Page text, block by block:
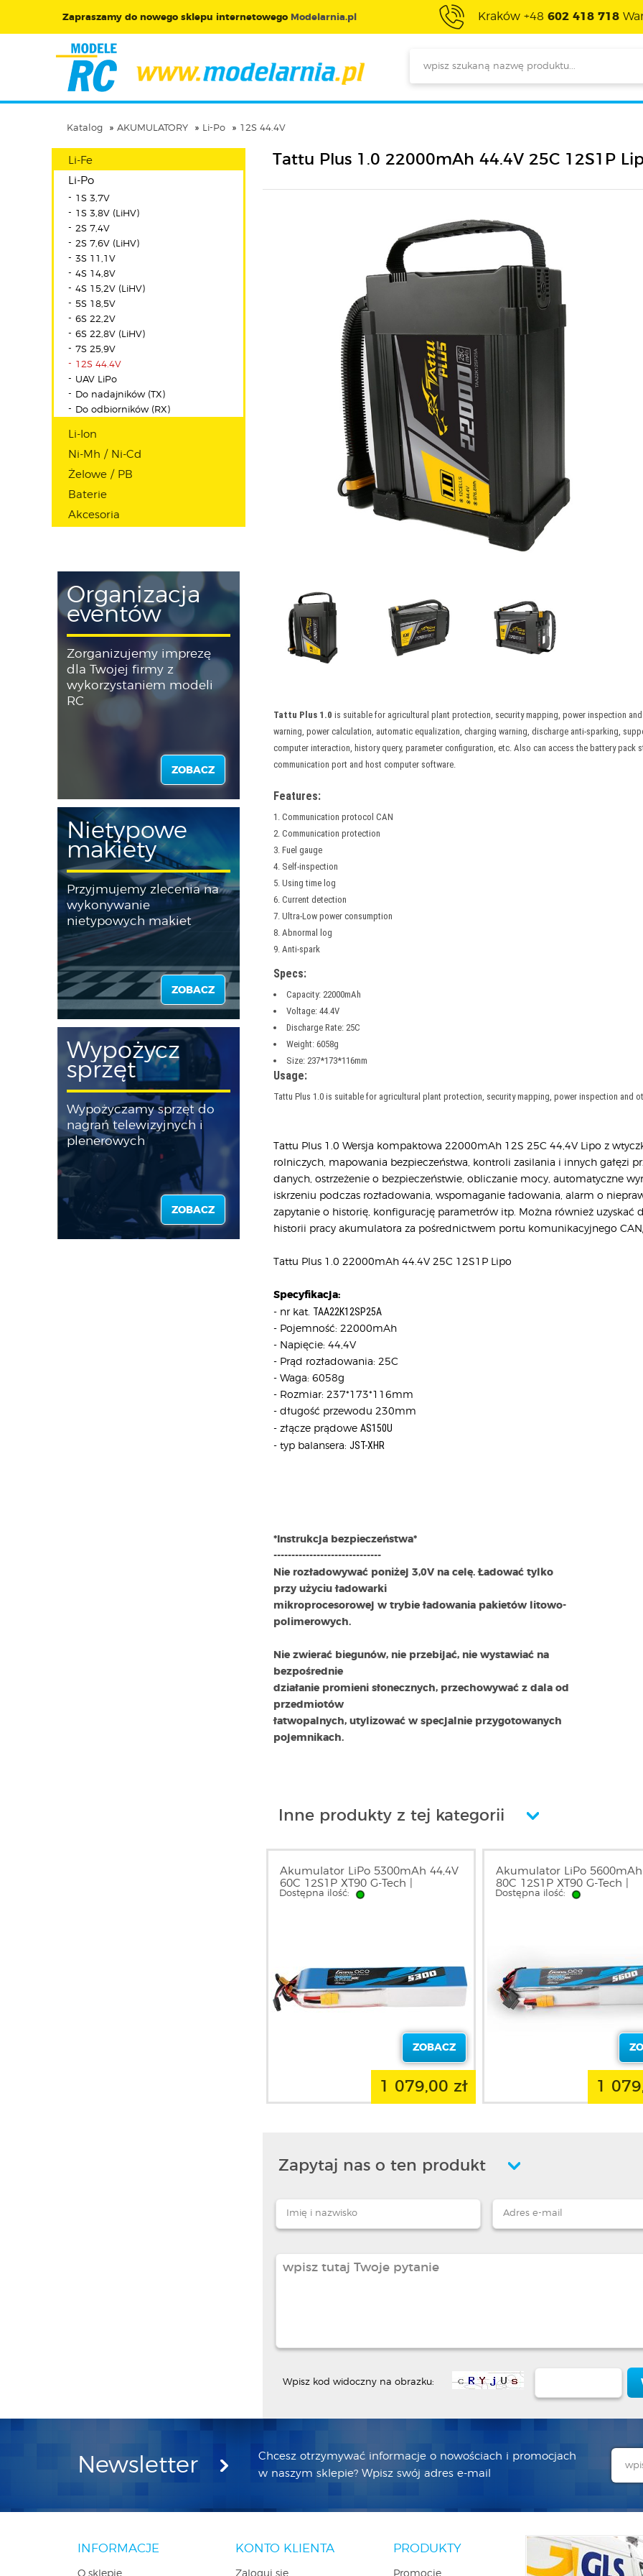
Zapraszamy do nowego sklepu internetowego Modelarnia.pl Kraków +48 602 418 718
Katalog AKUMULATORY Li-Po 12S 44.4V
Li-Fe
Li-Po
1S 3,7V
1S 3,8V (LiHV)
2S 7,4V
2S 7,6V (LiHV)
3S 11,1V
4S 14,8V
4S 15,2V (LiHV)
5S 18,5V
6S 22,2V
6S 22,8V (LiHV)
7S 25,9V
12S 44.4V
UAV LiPo
Do nadajników (TX)
Do odbiorników (RX)
Li-Ion
Ni-Mh / Ni-Cd
Żelowe / PB
Baterie
Akcesoria
Organizacja
eventów
Zorganizujemy imprezę
dla Twojej firmy z
wykorzystaniem modeli
RC
ZOBACZ
Nietypowe
makiety
Przyjmujemy zlecenia na
wykonywanie
nietypowych makiet
ZOBACZ
Wypożycz
sprzęt
Wypożyczamy sprzęt do
nagrań telewizyjnych i
plenerowych
ZOBACZ
Tattu Plus 1.0 22000mAh 44.4V 25C 12S1P
Tattu Plus 1.0 is suitable for agricultural plant protection, security mapping, power inspection
warning, power calculation, automatic equalization, charging warning, discharge anti-sparking,
computer interaction, history query, parameter configuration, etc. Also can access the battery
communication port and host computer software.
Features:
1. Communication protocol CAN
2. Communication protection
3. Fuel gauge
4. Self-inspection
5. Using time log
6. Current detection
7. Ultra-Low power consumption
8. Abnormal log
9. Anti-spark
Specs:
Capacity: 22000mAh
Voltage: 44.4V
Discharge Rate: 25C
Weight: 6058g
Size: 237*173*116mm
Usage:
Tattu Plus 1.0 is suitable for agricultural plant protection, security mapping, power inspection and
Tattu Plus 1.0 Wersja kompaktowa 22000mAh 12S 25C 44,4V Lipo z
rolniczych, mapowania bezpieczeństwa, kontroli zasilania i innych gałęzi
danych, ostrzeżenie o bezpieczeństwie, obliczanie mocy, automatyczne
iskrzeniu podczas rozładowania, wspomaganie ładowania, alarm o
zapytanie o historię, konfigurację parametrów itp. Można również uzyskać
historii pracy akumulatora za pośrednictwem portu komunikacyjnego
Tattu Plus 1.0 22000mAh 44.4V 25C 12S1P Lipo
Specyfikacja:
- nr kat. TAA22K12SP25A
- Pojemność: 22000mAh
- Napięcie: 44,4V
- Prąd rozładowania: 25C
- Waga: 6058g
- Rozmiar: 237*173*116mm
- długość przewodu 230mm
- złącze prądowe AS150U
- typ balansera: JST-XHR
*Instrukcja bezpieczeństwa*
------------------------------
Nie rozładowywać poniżej 3,0V na celę. Ładować tylko
przy użyciu ładowarki
mikroprocesorowej w trybie ładowania pakietów litowo-
polimerowych.
Nie zwierać biegunów, nie przebijać, nie wystawiać na
bezpośrednie
działanie promieni słonecznych, przechowywać z dala od
przedmiotów
łatwopalnych, utylizować w specjalnie przygotowanych
pojemnikach.
Inne produkty z tej kategorii
Akumulator LiPo 5300mAh 44,4V
60C 12S1P XT90 G-Tech |
GEA5312S60X9GT GENS ACE
Dostępna ilość:
ZOBACZ
1 079,00 zł
Akumulator LiPo 5600mAh
80C 12S1P XT90 G-Tech |
GEA5612S80X9GTL GENS
Dostępna ilość:
1
Zapytaj nas o ten produkt
Wpisz kod widoczny na obrazku:
Newsletter
Chcesz otrzymywać informacje o nowościach i promocjach
w naszym sklepie? Wpisz swój adres e-mail
INFORMACJE KONTO KLIENTA PRODUKTY